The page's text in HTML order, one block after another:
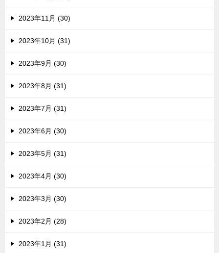
2023年11月 (30)
2023年10月 (31)
2023年9月 (30)
2023年8月 (31)
2023年7月 (31)
2023年6月 (30)
2023年5月 (31)
2023年4月 (30)
2023年3月 (30)
2023年2月 (28)
2023年1月 (31)